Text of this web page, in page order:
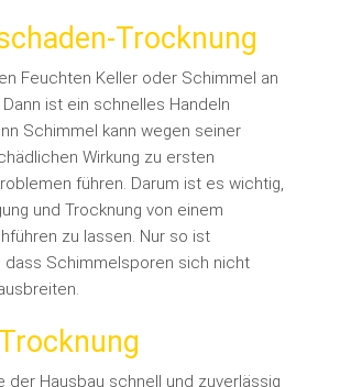
Trocknung
Feuchten Keller oder Schimmel an
ist ein schnelles Handeln
Schimmel kann wegen seiner
Wirkung zu ersten
führen. Darum ist es wichtig,
und Trocknung von einem
zu lassen. Nur so ist
dass Schimmelsporen sich nicht
der Hausbau schnell und zuverlässig